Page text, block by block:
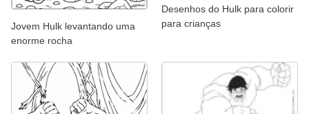
Jovem Hulk levantando uma
enorme rocha
Desenhos do Hulk para colorir
para crianças